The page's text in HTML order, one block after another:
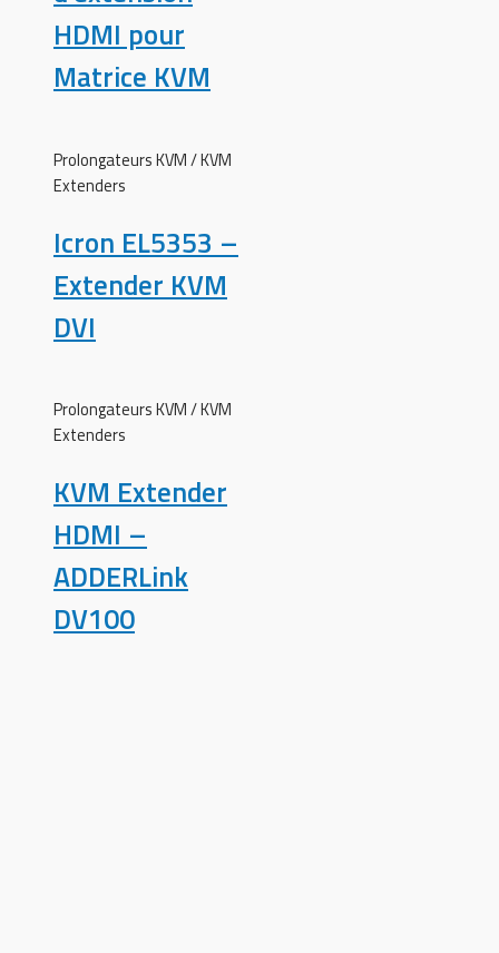
HDMI pour
Matrice KVM
Prolongateurs KVM / KVM
Extenders
Icron EL5353 –
Extender KVM
DVI
Prolongateurs KVM / KVM
Extenders
KVM Extender
HDMI –
ADDERLink
DV100